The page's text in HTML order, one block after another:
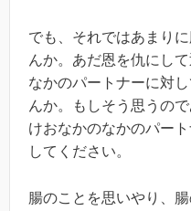
でも、それではあまり
んか。あだ恩を仇にし
なかのパートナーに対
んか。もしそう思うの
けおなかのなかのパー
してください。
腸のことを思いやり、